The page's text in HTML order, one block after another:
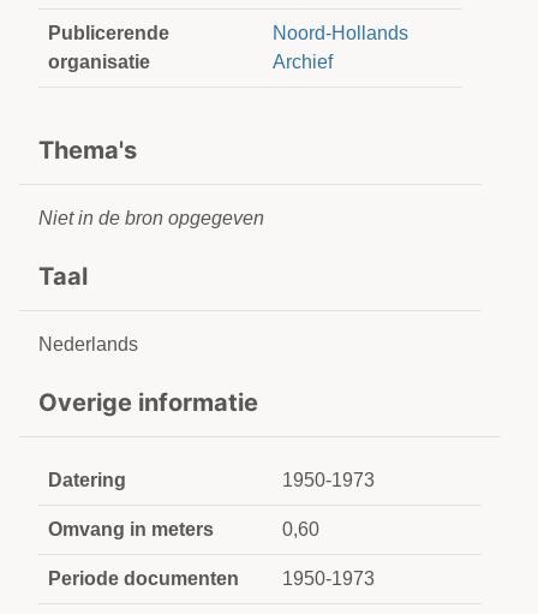
Publicerende
organisatie
Noord-Hollands
Archief
Thema's
Niet in de bron opgegeven
Taal
Nederlands
Overige informatie
Datering 1950-1973
Omvang in meters 0,60
Periode documenten 1950-1973